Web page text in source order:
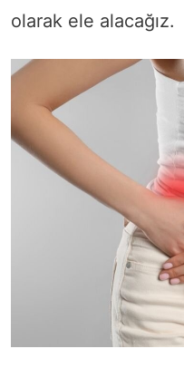
olarak ele alacağız.